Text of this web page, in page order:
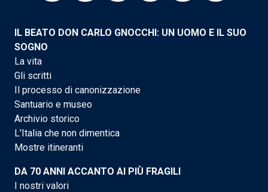
IL BEATO DON CARLO GNOCCHI: UN UOMO E IL SUO
SOGNO
La vita
Gli scritti
Il processo di canonizzazione
Santuario e museo
Archivio storico
L'Italia che non dimentica
Mostre itineranti
DA 70 ANNI ACCANTO AI PIÙ FRAGILI
I nostri valori